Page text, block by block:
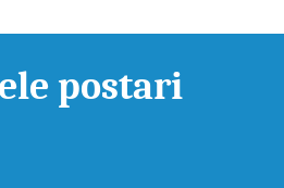
postari